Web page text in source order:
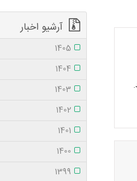
آرشیو اخبار
1405
1404
1403
1402
1401
1400
1399